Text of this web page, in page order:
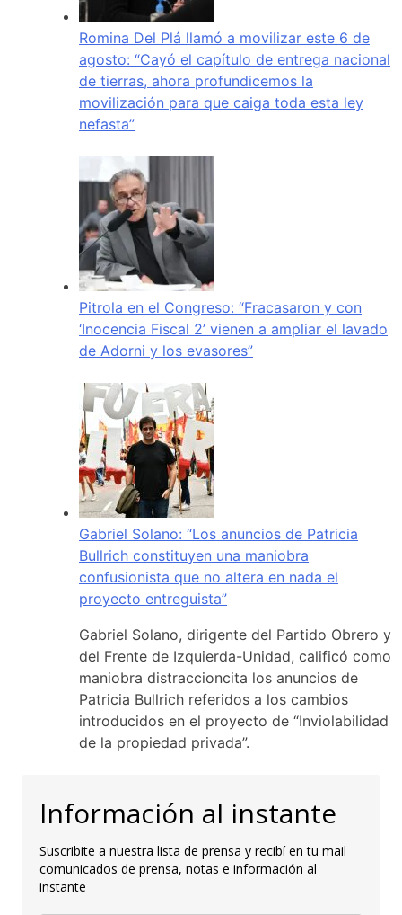
Romina Del Plá llamó a movilizar este 6 de
agosto: “Cayó el capítulo de entrega nacional
de tierras, ahora profundicemos la
movilización para que caiga toda esta ley
nefasta”
Pitrola en el Congreso: “Fracasaron y con
‘Inocencia Fiscal 2’ vienen a ampliar el lavado
de Adorni y los evasores”
Gabriel Solano: “Los anuncios de Patricia
Bullrich constituyen una maniobra
confusionista que no altera en nada el
proyecto entreguista”
Gabriel Solano, dirigente del Partido Obrero y
del Frente de Izquierda-Unidad, calificó como
maniobra distraccioncita los anuncios de
Patricia Bullrich referidos a los cambios
introducidos en el proyecto de “Inviolabilidad
de la propiedad privada”.
Información al instante
Suscribite a nuestra lista de prensa y recibí en tu mail
comunicados de prensa, notas e información al
instante